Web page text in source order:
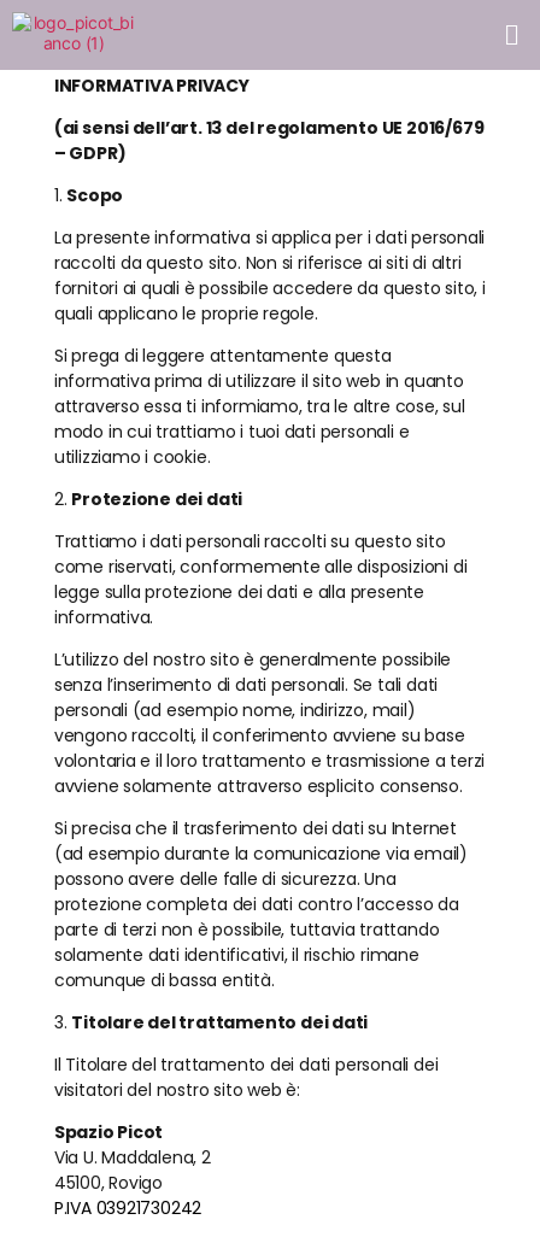
INFORMATIVA PRIVACY
(ai sensi dell’art. 13 del regolamento UE 2016/679
– GDPR)
1. Scopo
La presente informativa si applica per i dati personali
raccolti da questo sito. Non si riferisce ai siti di altri
fornitori ai quali è possibile accedere da questo sito, i
quali applicano le proprie regole.
Si prega di leggere attentamente questa
informativa prima di utilizzare il sito web in quanto
attraverso essa ti informiamo, tra le altre cose, sul
modo in cui trattiamo i tuoi dati personali e
utilizziamo i cookie.
2. Protezione dei dati
Trattiamo i dati personali raccolti su questo sito
come riservati, conformemente alle disposizioni di
legge sulla protezione dei dati e alla presente
informativa.
L’utilizzo del nostro sito è generalmente possibile
senza l’inserimento di dati personali. Se tali dati
personali (ad esempio nome, indirizzo, mail)
vengono raccolti, il conferimento avviene su base
volontaria e il loro trattamento e trasmissione a terzi
avviene solamente attraverso esplicito consenso.
Si precisa che il trasferimento dei dati su Internet
(ad esempio durante la comunicazione via email)
possono avere delle falle di sicurezza. Una
protezione completa dei dati contro l’accesso da
parte di terzi non è possibile, tuttavia trattando
solamente dati identificativi, il rischio rimane
comunque di bassa entità.
3. Titolare del trattamento dei dati
Il Titolare del trattamento dei dati personali dei
visitatori del nostro sito web è:
Spazio Picot
Via U. Maddalena, 2
45100, Rovigo
P.IVA 03921730242